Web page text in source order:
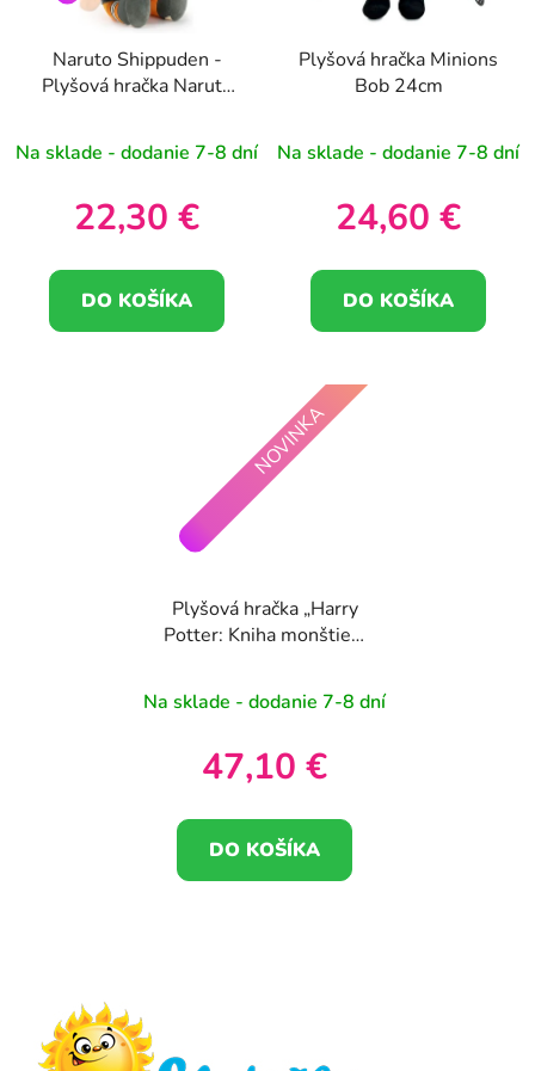
Naruto Shippuden -
Plyšová hračka Naruto
Na sklade - dodanie 7-8 dní
22,30 €
DO KOŠÍKA
Plyšová hračka Minions
Bob 24cm
Na sklade - dodanie 7-8 dní
24,60 €
DO KOŠÍKA
NOVINKA
Plyšová hračka „Harry
Potter: Kniha monštier“
Na sklade - dodanie 7-8 dní
47,10 €
DO KOŠÍKA